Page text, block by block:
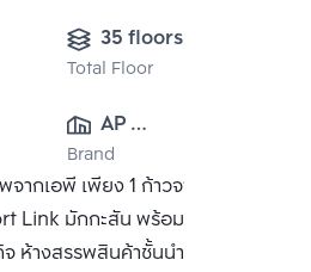
35 floors
Total Floor
AP
(PHETCHABURI)
CO., LTD
Brand
กเอพี เพียง 1 ก้าวจาก MRT
Link มักกะสัน พร้อมสิ่งอำนวย
ห้างสรรพสินค้าชั้นนำ